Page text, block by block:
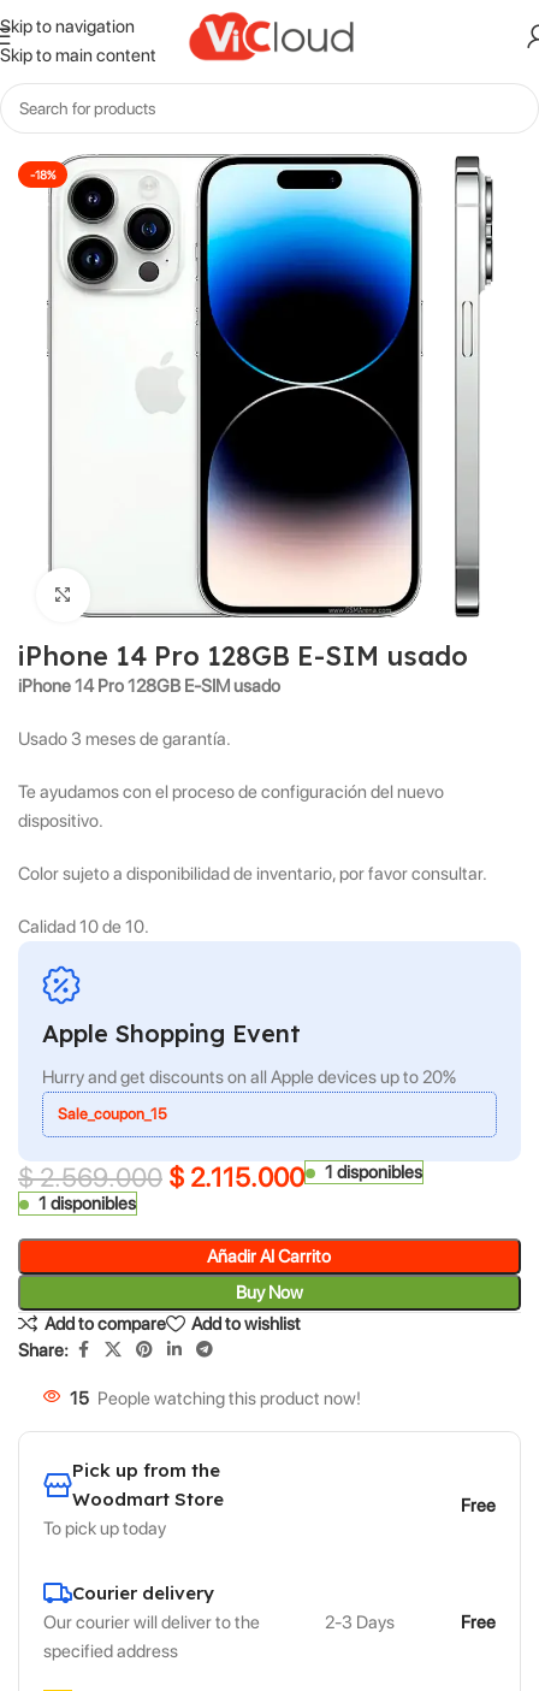
Skip to navigation
Skip to main content
Inicio Iphone
-18%
iPhone 14 Pro 128GB E-SIM usado
iPhone 14 Pro 128GB E-SIM usado
Usado 3 meses de garantía.
Te ayudamos con el proceso de configuración del nuevo
dispositivo.
Color sujeto a disponibilidad de inventario, por favor consultar.
Calidad 10 de 10.
Apple Shopping Event
Hurry and get discounts on all Apple devices up to 20%
Sale_coupon_15
$2.569.000 $ 2.115.000
1 disponibles
1 disponibles
Añadir Al Carrito
Buy Now
Add to compare
Add to wishlist
Share:
15 People watching this product now!
Pick up from the
Woodmart Store
To pick up today
Free
Courier delivery
Our courier will deliver to the
specified address
2-3 Days Free